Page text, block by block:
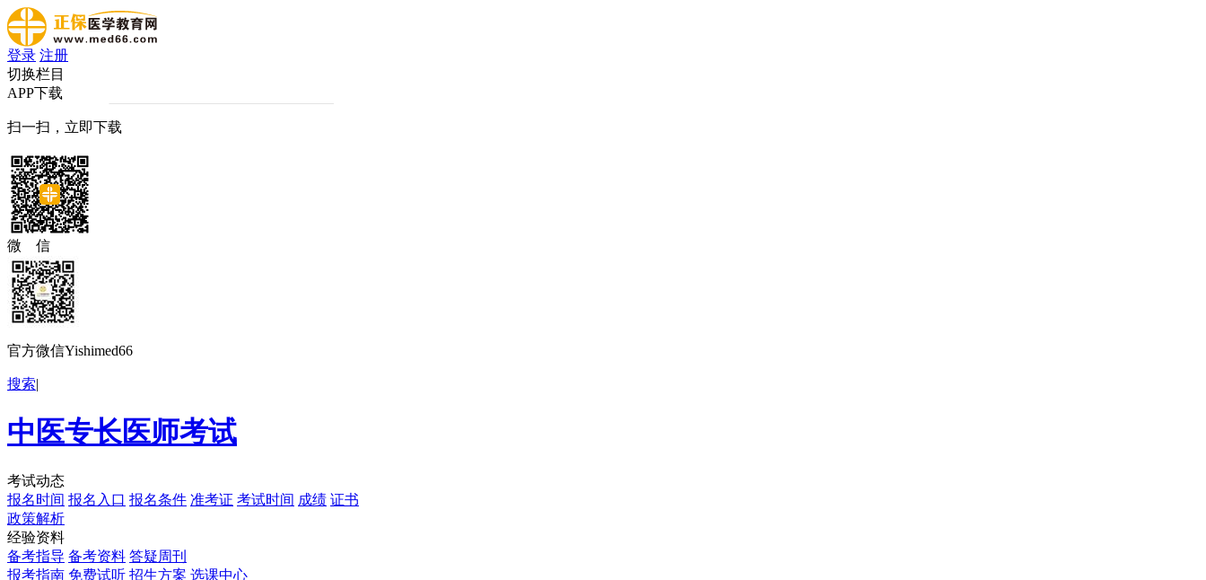
登录 注册
切换栏目
APP下载
扫一扫，立即下载
微 信
官方微信Yishimed66
搜索|
中医专长医师考试
考试动态
报名时间 报名入口 报名条件 准考证 考试时间 成绩 证书
政策解析
经验资料
备考指导 备考资料 答疑周刊
报考指南 免费试听 招生方案 选课中心